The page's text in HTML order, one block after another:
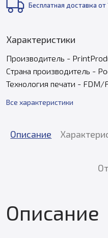
Бесплатная доставка от
Характеристики
Производитель -
Страна производитель -
Технология печати - FDM/
Все характеристики
Описание
Описание